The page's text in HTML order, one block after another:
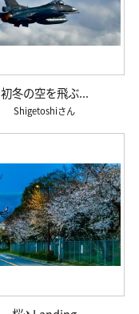
初冬の空を飛ぶ...
Shigetoshi